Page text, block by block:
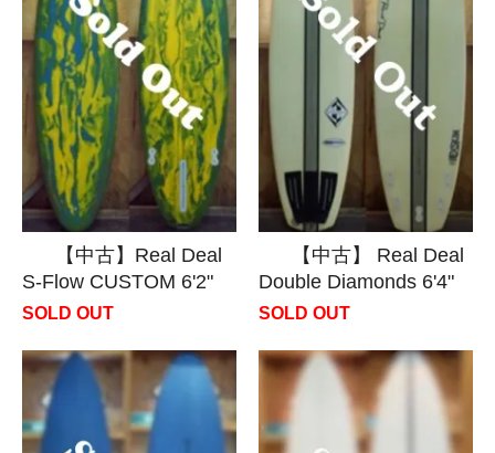
【中古】Real Deal
S-Flow CUSTOM 6'2"
SOLD OUT
【中古】 Real Deal
Double Diamonds 6'4"
SOLD OUT